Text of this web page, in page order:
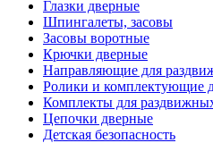
Глазки дверные
Шпингалеты, засовы
Засовы воротные
Крючки дверные
Направляющие для
Ролики и комплектующие
Комплекты для
Цепочки дверные
Детская безопасность